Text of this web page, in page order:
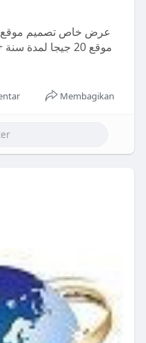
عرض خاص تصميم موقع
موقع 20 جيجا
Membagikan